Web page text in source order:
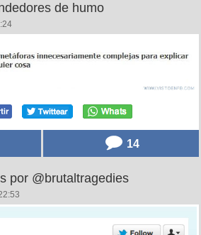
de humo
14
por @brutaltragedies